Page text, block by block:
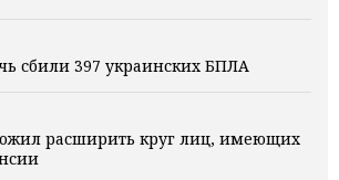
сбили 397 украинских БПЛА
расширить круг лиц, имеющих